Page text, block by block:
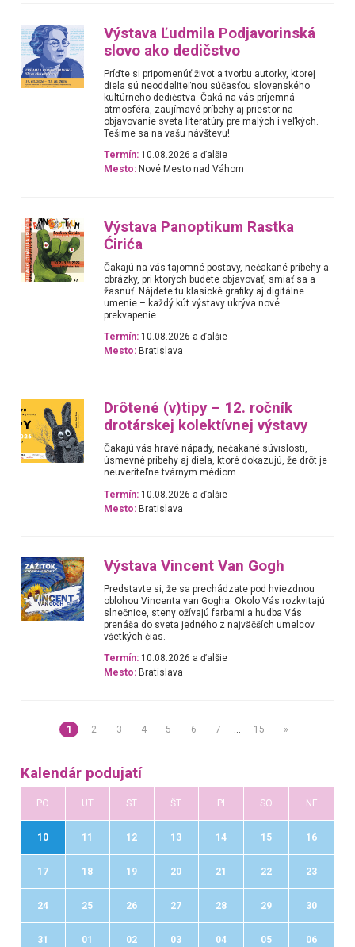
Výstava Ľudmila Podjavorinská
slovo ako dedičstvo
Príďte si pripomenúť život a tvorbu autorky, ktorej
diela sú neoddeliteľnou súčasťou slovenského
kultúrneho dedičstva. Čaká na vás príjemná
atmosféra, zaujímavé príbehy aj priestor na
objavovanie sveta literatúry pre malých i veľkých.
Tešíme sa na vašu návštevu!
Termín: 10.08.2026 a ďalšie
Mesto: Nové Mesto nad Váhom
Výstava Panoptikum Rastka
Ćirića
Čakajú na vás tajomné postavy, nečakané príbehy a
obrázky, pri ktorých budete objavovať, smiať sa a
žasnúť. Nájdete tu klasické grafiky aj digitálne
umenie – každý kút výstavy ukrýva nové
prekvapenie.
Termín: 10.08.2026 a ďalšie
Mesto: Bratislava
Drôtené (v)tipy – 12. ročník
drotárskej kolektívnej výstavy
Čakajú vás hravé nápady, nečakané súvislosti,
úsmevné príbehy aj diela, ktoré dokazujú, že drôt je
neuveriteľne tvárnym médiom.
Termín: 10.08.2026 a ďalšie
Mesto: Bratislava
Výstava Vincent Van Gogh
Predstavte si, že sa prechádzate pod hviezdnou
oblohou Vincenta van Gogha. Okolo Vás rozkvitajú
slnečnice, steny ožívajú farbami a hudba Vás
prenáša do sveta jedného z najväčších umelcov
všetkých čias.
Termín: 10.08.2026 a ďalšie
Mesto: Bratislava
1 2 3 4 5 6 7 15 »
Kalendár podujatí
PO UT ST ŠT PI SO NE
10 11 12 13 14 15 16
17 18 19 20 21 22 23
24 25 26 27 28 29 30
31 01 02 03 04 05 06